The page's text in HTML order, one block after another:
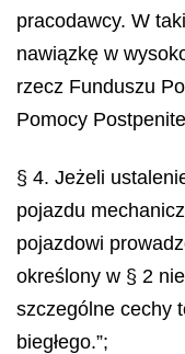
pracodawcy. W
nawiązkę w
rzecz Funduszu
Pomocy
§ 4. Jeżeli
pojazdu
pojazdowi
określony w § 2
szczególne cechy
biegłego.”;